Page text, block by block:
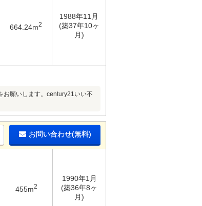
664.24m2
1988年11月
(築37年10ヶ
月)
願いします。century21いい不
お問い合わせ(無料)
455m2
1990年1月
(築36年8ヶ
月)